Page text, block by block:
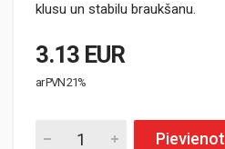
klusu un stabilu braukšanu.
3.13 EUR
ar PVN 21%
Pievienot